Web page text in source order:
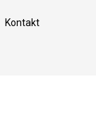
Kontakt